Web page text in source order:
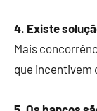
4. Existe
Mais
que incentivem